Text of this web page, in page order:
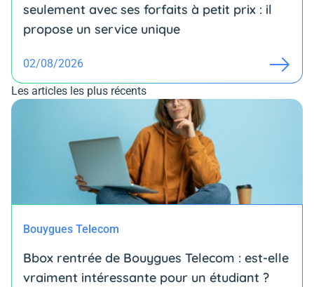
seulement avec ses forfaits à petit prix : il
propose un service unique
02/08/2026
Les articles les plus récents
Bouygues Telecom
Bbox rentrée de Bouygues Telecom : est-elle
vraiment intéressante pour un étudiant ?